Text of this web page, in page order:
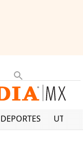
DEPORTES